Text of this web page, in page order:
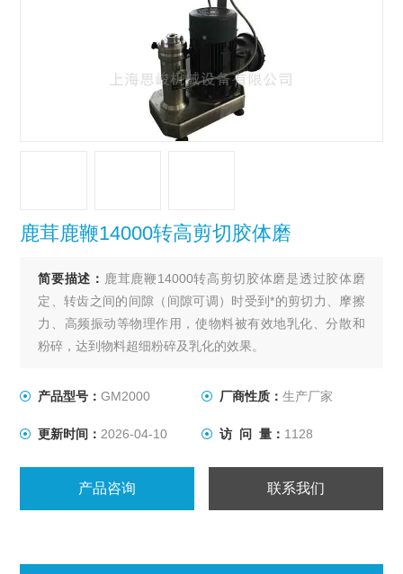
鹿茸鹿鞭14000转高剪切胶体磨
简要描述： 鹿茸鹿鞭14000转高剪切胶体磨是透过胶体磨
定、转齿之间的间隙（间隙可调）时受到*的剪切力、摩擦
力、高频振动等物理作用，使物料被有效地乳化、分散和
粉碎，达到物料超细粉碎及乳化的效果。
产品型号：GM2000 厂商性质： 生产厂家
更新时间： 2026-04-10 访 问 量： 1128
产品咨询 联系我们